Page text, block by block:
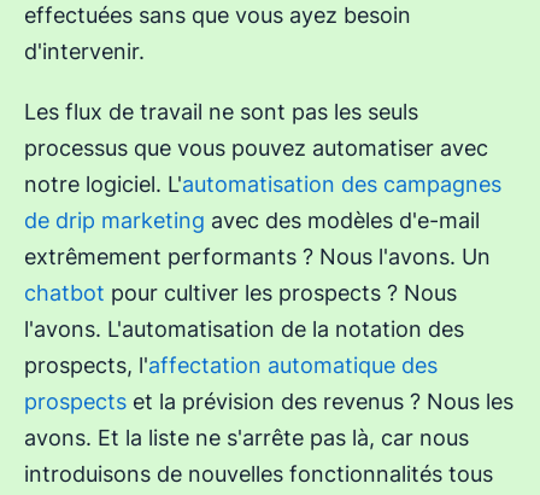
effectuées sans que vous ayez besoin
d'intervenir.
Les flux de travail ne sont pas les seuls
processus que vous pouvez automatiser avec
notre logiciel. L'automatisation des campagnes
de drip marketing avec des modèles d'e-mail
extrêmement performants ? Nous l'avons. Un
chatbot pour cultiver les prospects ? Nous
l'avons. L'automatisation de la notation des
prospects, l'affectation automatique des
prospects et la prévision des revenus ? Nous les
avons. Et la liste ne s'arrête pas là, car nous
introduisons de nouvelles fonctionnalités tous